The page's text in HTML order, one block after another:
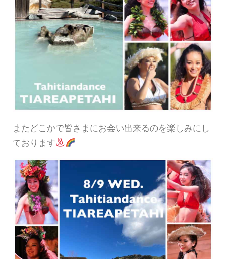
またどこかで皆さまにお会い出来るのを楽しみにし
ております